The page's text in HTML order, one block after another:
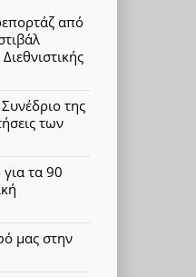
από
της
των
τα 90
μας στην